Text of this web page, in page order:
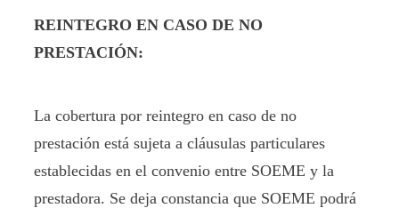
REINTEGRO EN CASO DE NO
PRESTACIÓN:
La cobertura por reintegro en caso de no
prestación está sujeta a cláusulas particulares
establecidas en el convenio entre SOEME y la
prestadora. Se deja constancia que SOEME podrá